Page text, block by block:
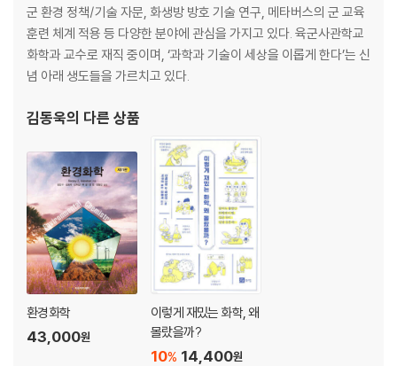
아 내전/참고문헌
제4장 핵무기
핵무기란 무엇인가/핵무기의 씨앗: 핵분열의 발견/핵무기의 개발: 맨해튼
프로젝트(Manhattan Project)/핵무기의 원리(1): 핵분열반응/
핵무기의 원리(2): 핵융합반응/핵무기의 확산: 핵무기보유국의 증가/수
소폭탄(열핵폭탄)의 개발: 핵무기 위력(yield)의 증가/세계의 핵실험/중
성자탄(Neutron Bomb)/방사능 무기
제2절 핵무기의 확산 통제
핵무기의 억제력/원자폭탄에 관한 신화와 진실/핵무기에 관해 엇갈린 주
장들/핵억제이론의 한계/핵무기 개발에 기여한 과학자들의 속죄/핵무기
의 비확산 및 군축 노력/핵확산금지조약(Nuclear Non-Proliferation T
reaty, NPT)/핵확산금지조약(NPT)의 한계/
핵분열물질생산금지조약(Fissile Material Cut-Off Treaty, FMCT)/
군 환경 정책/기술 자문, 화생방 방호 기술 연구, 메타버스의 군 교육
훈련 체계 적용 등 다양한 분야에 관심을 가지고 있다. 육군사관학교
화학과 교수로 재직 중이며, ‘과학과 기술이 세상을 이롭게 한다’는 신
념 아래 생도들을 가르치고 있다.
김동욱의 다른 상품
환경화학
43,000원
이렇게 재밌는 화학, 왜
몰랐을까?
14,400원
10%